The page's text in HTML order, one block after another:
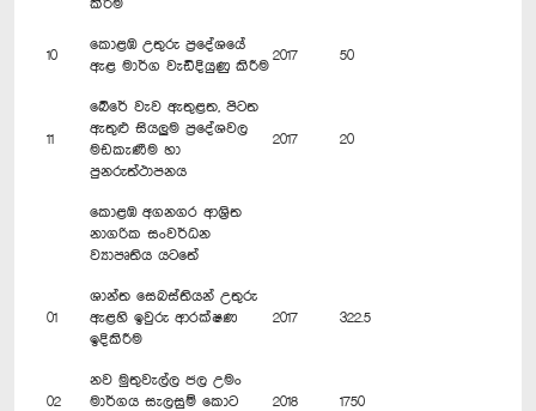
කිරීම
10
කොළඹ උතුරු ප්‍රදේශයේ
ඇළ මාර්ග වැඩිදියුණු කිරීම
2017 50
11
බේරේ වැව ඇතුළත, පිටත
ඇතුළු සියලුම ප්‍රදේශවල
මඩකැණීම හා
පුනරුත්ථාපනය
2017 20
කොළඹ අගනගර ආශ්‍රිත
නාගරික සංවර්ධන
ව්‍යාපෘතිය යටතේ
01
ශාන්ත සෙබස්තියන් උතුරු
ඇළහි ඉවුරු ආරක්ෂණ
ඉදිකිරීම
2017 322.5
02
නව මුතුවැල්ල ජල උමං
මාර්ගය සැලසුම් කොට
2018 1750